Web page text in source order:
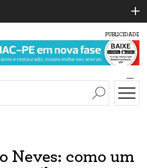
PUBLICIDADE
Neves: como um